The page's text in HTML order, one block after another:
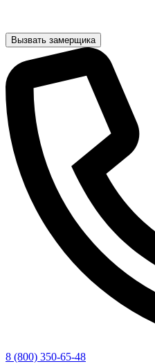
Вызвать замерщика
8 (800) 350-65-48